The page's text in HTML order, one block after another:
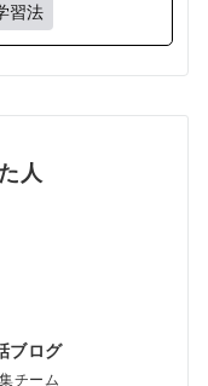
習法
人
ブログ
チーム